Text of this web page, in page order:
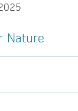
Nature